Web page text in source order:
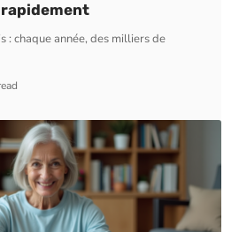
: chaque année, des milliers de